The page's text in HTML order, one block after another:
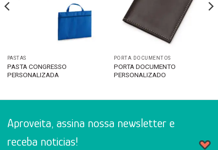
PASTAS
PASTA CONGRESSO
PERSONALIZADA
PORTA DOCUMENTOS
PORTA DOCUMENTO
PERSONALIZADO
Aproveita, assina nossa newsletter e
receba noticias!